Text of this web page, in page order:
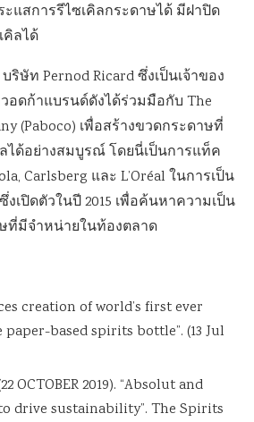
แสการรีไซเคิลกระดาษได้ มีฝาปิด
คิลได้
ริษัท Pernod Ricard ซึ่งเป็นเจ้าของ
อดก้าแบรนด์ดังได้ร่วมมือกับ The
(Paboco) เพื่อสร้างขวดกระดาษที่
ได้อย่างสมบูรณ์ โดยนี่เป็นการแท็ค
Carlsberg และ L’Oréal ในการเป็น
เปิดตัวในปี 2015 เพื่อค้นหาความเป็น
ที่มีจำหน่ายในท้องตลาด
creation of world’s first ever
paper-based spirits bottle”. (13 Jul
OCTOBER 2019). “Absolut and
drive sustainability”. The Spirits